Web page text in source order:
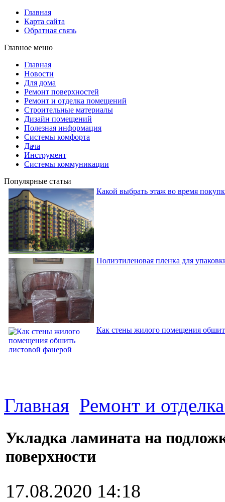
Главная
Карта сайта
Обратная связь
Главное меню
Главная
Новости
Для дома
Ремонт поверхностей
Ремонт и отделка помещений
Строительные материалы
Дизайн помещений
Полезная информация
Системы комфорта
Дача
Инструмент
Системы коммуникации
Популярные статьи
Какой выбрать этаж во время
Полиэтиленовая пленка для
Как стены жилого помещения
Главная Ремонт и
Укладка ламината на
поверхности
17.08.2020 14:18